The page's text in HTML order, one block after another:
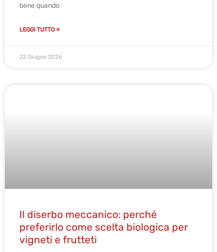
bene quando
LEGGI TUTTO »
22 Giugno 2026
Il diserbo meccanico: perché
preferirlo come scelta biologica per
vigneti e frutteti